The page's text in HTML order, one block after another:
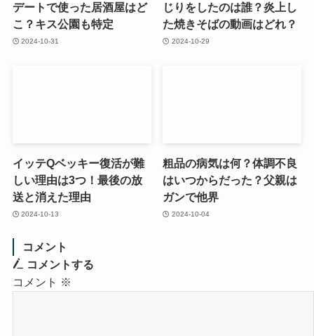
デートで使った居酒屋はど
こ？キス公園も特定
2024-10-31
じりをしたのは誰？炎上し
た焼きそばの動画はどれ？
2024-10-29
イッテQベッキー復活が難
しい理由は3つ！最後の放
送と消えた理由
2024-10-13
粗品の病気は何？体調不良
はいつからだった？父親は
ガンで他界
2024-10-04
コメント
コメントする
コメント ※